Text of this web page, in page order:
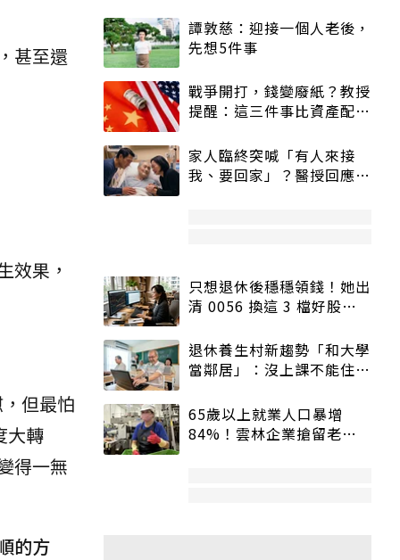
甚至還
效果，
但最怕
大轉
得一無
的方
譚敦慈：迎接一個人老後，
先想5件事
戰爭開打，錢變廢紙？教授
提醒：這三件事比資產配置
家人臨終突喊「有人來接
我、要回家」？醫授回應方
只想退休後穩穩領錢！她出
清 0056 換這 3 檔好股：
退休養生村新趨勢「和大學
當鄰居」：沒上課不能住、
65歲以上就業人口暴增
84%！雲林企業搶留老員